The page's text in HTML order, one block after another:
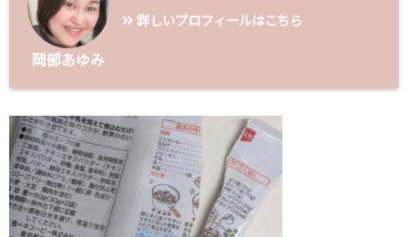
岡部あゆみ
詳しいプロフィールはこちら